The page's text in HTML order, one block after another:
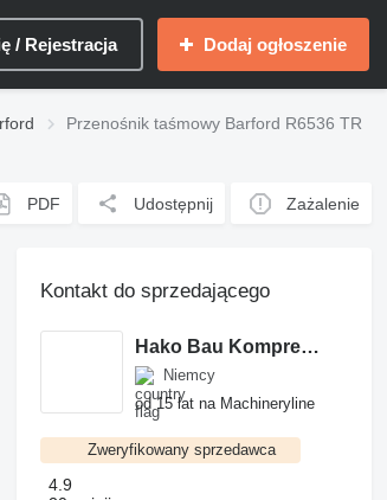
/ Rejestracja Dodaj ogłoszenie
Przenośnik taśmowy Barford R6536 TR
PDF Udostępnij Zażalenie
Kontakt do sprzedającego
Hako Bau Kompressoren und Baugerate GmbH
Niemcy
od 15 lat na Machineryline
Zweryfikowany sprzedawca
4.9